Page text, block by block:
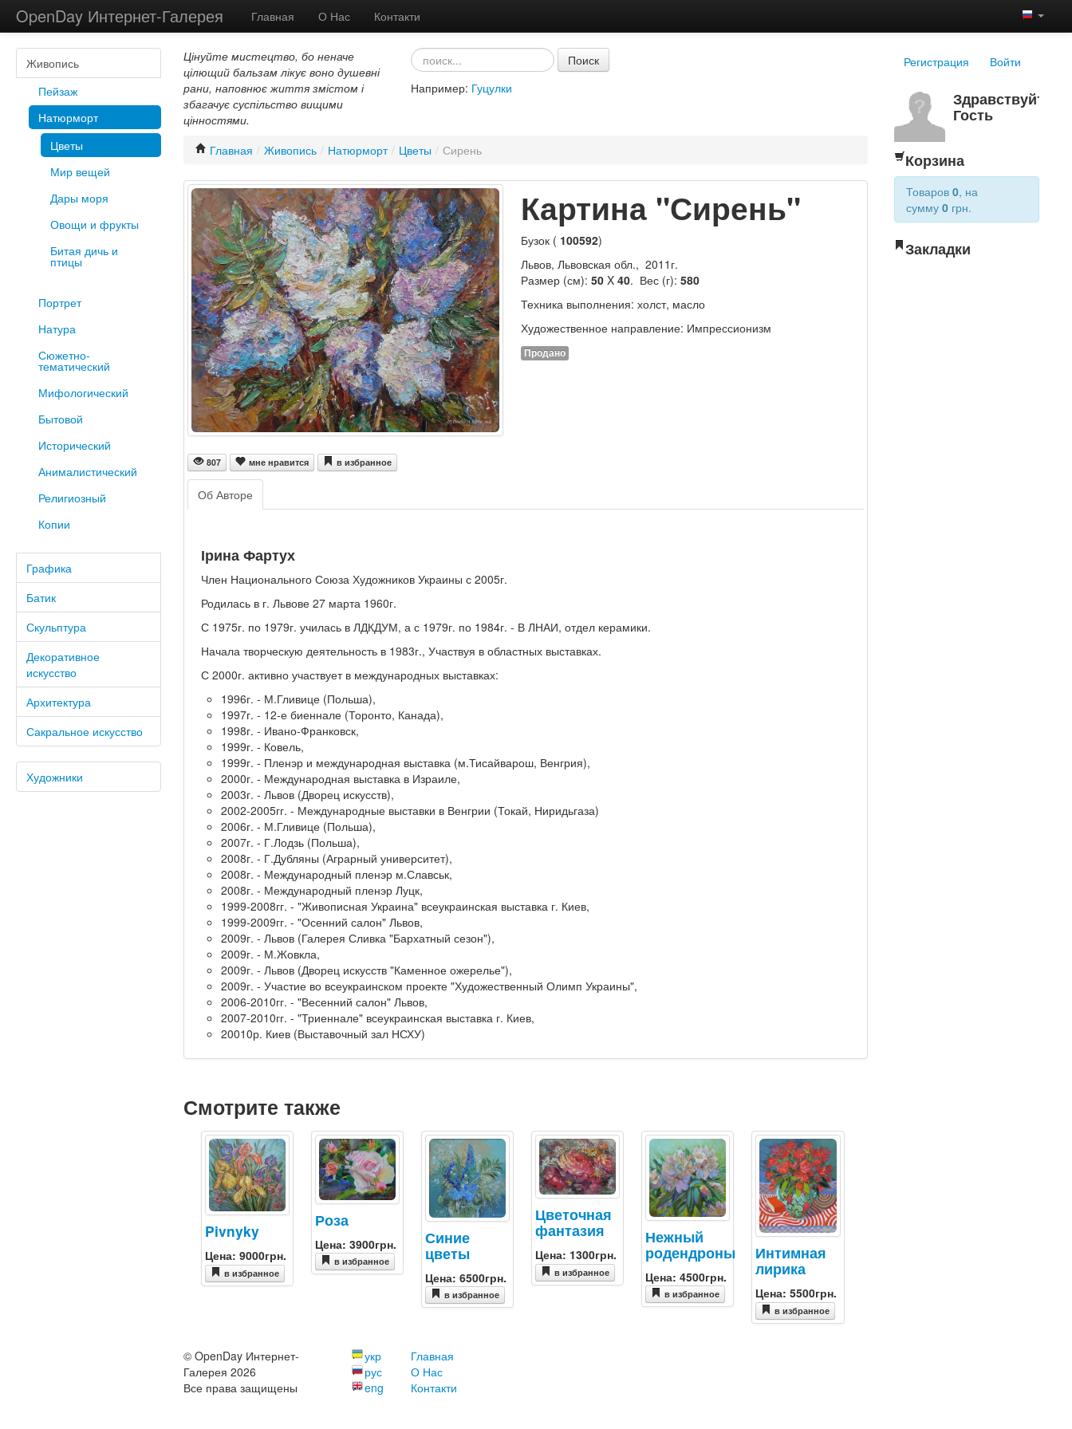
OpenDay Интернет-Галерея Главная О Нас Контакти
Живопись
Пейзаж
Натюрморт
Цветы
Мир вещей
Дары моря
Овощи и фрукты
Битая дичь и
птицы
Портрет
Натура
Сюжетно-
тематический
Мифологический
Бытовой
Исторический
Анималистический
Религиозный
Копии
Графика
Батик
Скульптура
Декоративное
искусство
Архитектура
Сакральное искусство
Художники
Цінуйте мистецтво, бо неначе
цілющий бальзам лікує воно душевні
рани, наповнює життя змістом і
збагачує суспільство вищими
цінностями.
Поиск
Например: Гуцулки
Главная / Живопись / Натюрморт / Цветы / Сирень
807 мне нравится в избранное
Картина "Сирень"
Бузок ( 100592)
Львов, Львовская обл., 2011г.
Размер (см): 50X 40. Вес (г): 580
Техника выполнения: холст, масло
Художественное направление: Импрессионизм
Продано
Об Авторе
Ірина Фартух
Член Национального Союза Художников Украины с 2005г.
Родилась в г. Львове 27 марта 1960г.
С 1975г. по 1979г. училась в ЛДКДУМ, а с 1979г. по 1984г. - В ЛНАИ, отдел керамики.
Начала творческую деятельность в 1983г., Участвуя в областных выставках.
С 2000г. активно участвует в международных выставках:
1996г. - М.Гливице (Польша),
1997г. - 12-е биеннале (Торонто, Канада),
1998г. - Ивано-Франковск,
1999г. - Ковель,
1999г. - Пленэр и международная выставка (м.Тисайварош, Венгрия),
2000г. - Международная выставка в Израиле,
2003г. - Львов (Дворец искусств),
2002-2005гг. - Международные выставки в Венгрии (Токай, Ниридьгаза)
2006г. - М.Гливице (Польша),
2007г. - Г.Лодзь (Польша),
2008г. - Г.Дубляны (Аграрный университет),
2008г. - Международный пленэр м.Славськ,
2008г. - Международный пленэр Луцк,
1999-2008гг. - "Живописная Украина" всеукраинская выставка г. Киев,
1999-2009гг. - "Осенний салон" Львов,
2009г. - Львов (Галерея Сливка "Бархатный сезон"),
2009г. - М.Жовкла,
2009г. - Львов (Дворец искусств "Каменное ожерелье"),
2009г. - Участие во всеукраинском проекте "Художественный Олимп Украины",
2006-2010гг. - "Весенний салон" Львов,
2007-2010гг. - "Триеннале" всеукраинская выставка г. Киев,
20010р. Киев (Выставочный зал НСХУ)
Смотрите также
Pivnyky
Цена: 9000грн.
в избранное
Роза
Цена: 3900грн.
в избранное
Синие
цветы
Цена: 6500грн.
в избранное
Цветочная
фантазия
Цена: 1300грн.
в избранное
Нежный
родендроны
Цена: 4500грн.
в избранное
Интимная
лирика
Цена: 5500грн.
в избранное
© OpenDay Интернет-
Галерея 2026
Все права защищены
укр
рус
eng
Главная
О Нас
Контакти
Регистрация Войти
Здравствуйте,
Гость
Корзина
Товаров0, на
сумму0 грн.
Закладки